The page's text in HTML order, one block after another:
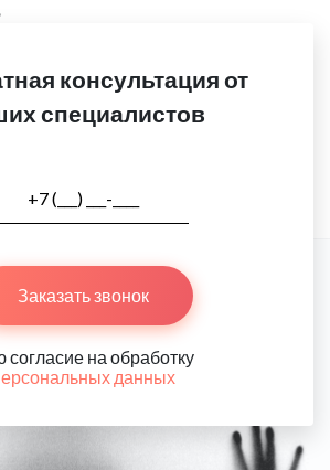
консультация от
специалистов
Заказать звонок
согласие на обработку
данных